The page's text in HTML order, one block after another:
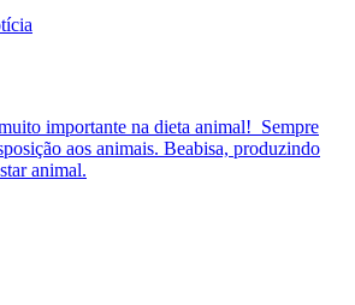
importante na dieta animal! Sempre
aos animais. Beabisa, produzindo
animal.